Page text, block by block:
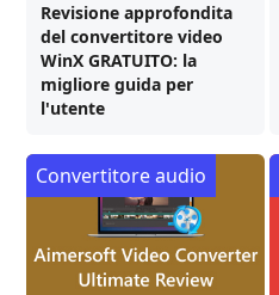
Revisione approfondita
del convertitore video
WinX GRATUITO: la
migliore guida per
l'utente
Convertitore audio